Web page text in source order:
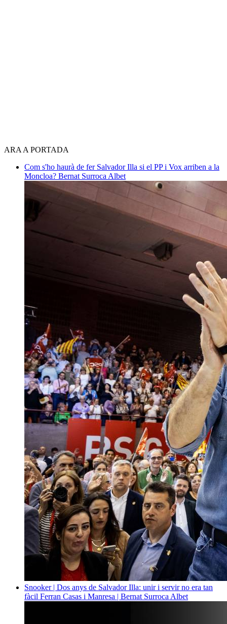
ARA A PORTADA
Com s'ho haurà de fer Salvador Illa si el PP i Vox arriben a la
Moncloa? Bernat Surroca Albet
Snooker | Dos anys de Salvador Illa: unir i servir no era tan
fàcil Ferran Casas i Manresa | Bernat Surroca Albet